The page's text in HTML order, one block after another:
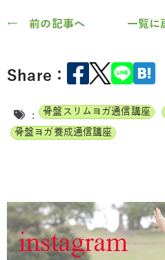
← 前の記事へ 一覧に
Share：
: 骨盤スリムヨガ通信講座
骨盤ヨガ養成通信講座